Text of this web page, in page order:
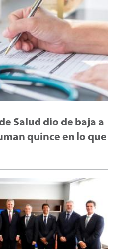
Salud dio de baja a
quince en lo que